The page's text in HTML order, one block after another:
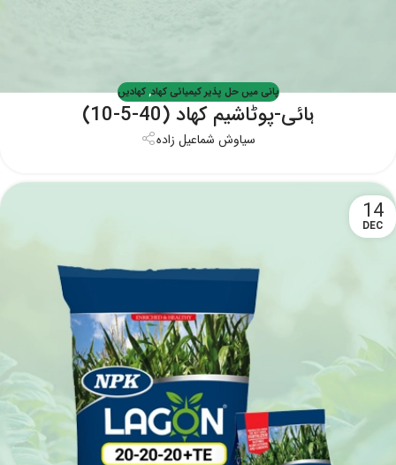
پانی میں حل پذیر کیمیائی کھاد,کھادیں
ہائی-پوٹاشیم کھاد (40-5-10)
سیاوش شماعیل زاده
14
DEC